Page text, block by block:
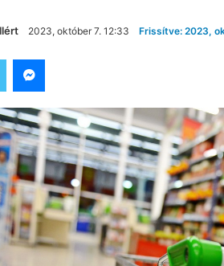
2023, október 7. 12:33 Frissítve: 2023,